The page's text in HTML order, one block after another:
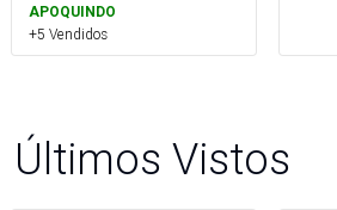
APOQUINDO
+5 Vendidos
Últimos Vistos